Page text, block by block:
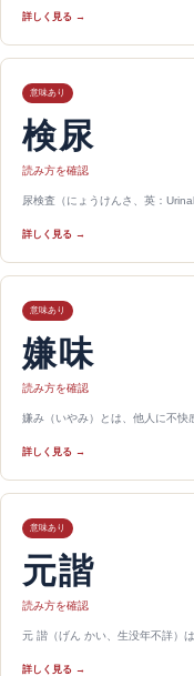
詳しく見る →
意味あり
検尿
読み方を確認
尿検査（にょうけんさ、英：
詳しく見る →
意味あり
嫌味
読み方を確認
嫌み（いやみ）とは、他人に不快
詳しく見る →
意味あり
元諧
読み方を確認
元 諧（げん かい、生没年不詳）
詳しく見る →